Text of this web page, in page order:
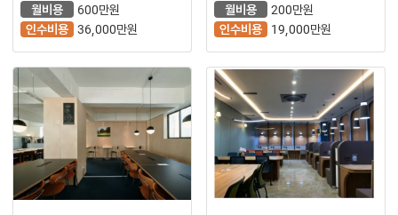
월비용
600만원
인수비용 36,000만원
월비용
200만원
인수비용
19,000만원